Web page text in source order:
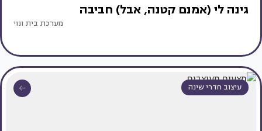
גינה לי (אמנם קטנה, אבל) חביבה
מערכת בית ונוי
עיצוב חדרי שינה